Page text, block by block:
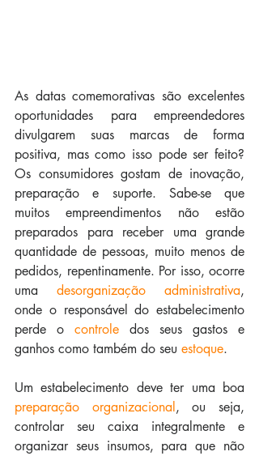
As datas comemorativas são excelentes
oportunidades para empreendedores
divulgarem suas marcas de forma
positiva, mas como isso pode ser feito?
Os consumidores gostam de inovação,
preparação e suporte. Sabe-se que
muitos empreendimentos não estão
preparados para receber uma grande
quantidade de pessoas, muito menos de
pedidos, repentinamente. Por isso, ocorre
uma desorganização administrativa,
onde o responsável do estabelecimento
perde o controle dos seus gastos e
ganhos como também do seu estoque.
preparação organizacional, ou seja,
controlar seu caixa integralmente e
organizar seus insumos, para que não